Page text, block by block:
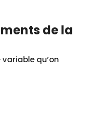
de la
qu’on